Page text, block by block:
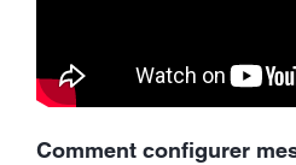
Comment configurer